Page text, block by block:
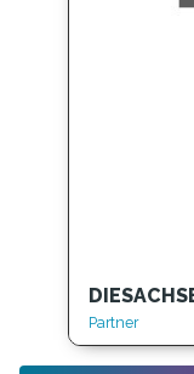
Partner